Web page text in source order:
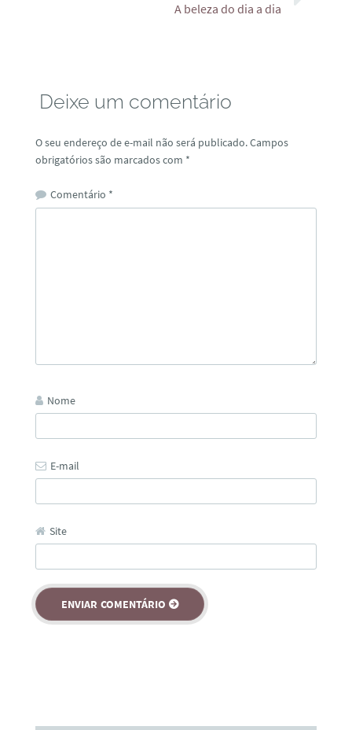
A beleza do dia a dia
Deixe um comentário
O seu endereço de e-mail não será publicado.Campos
obrigatórios são marcados com *
Comentário *
Nome
E-mail
Site